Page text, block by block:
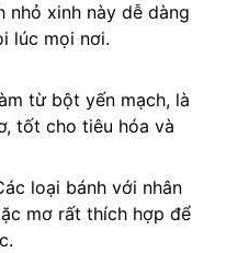
nhỏ xinh này dễ dàng
lúc mọi nơi.
từ bột yến mạch, là
tốt cho tiêu hóa và
loại bánh với nhân
mơ rất thích hợp để